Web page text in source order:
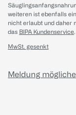
weiteren ist ebenfalls
nicht erlaubt und daher
das BIPA Kundenservice.
MwSt. gesenkt
Meldung